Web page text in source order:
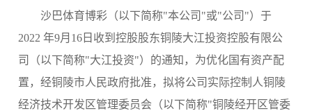
沙巴体育博彩（以下简称"本公司"或"公司"）于
2022 年9月16日收到控股股东铜陵大江投资控股有限公
司（以下简称"大江投资"） 的通知，为优化国有资产配
置，经铜陵市人民政府批准，拟将公司实际控制人铜陵
经济技术开发区管理委员会（以下简称"铜陵经开区管委